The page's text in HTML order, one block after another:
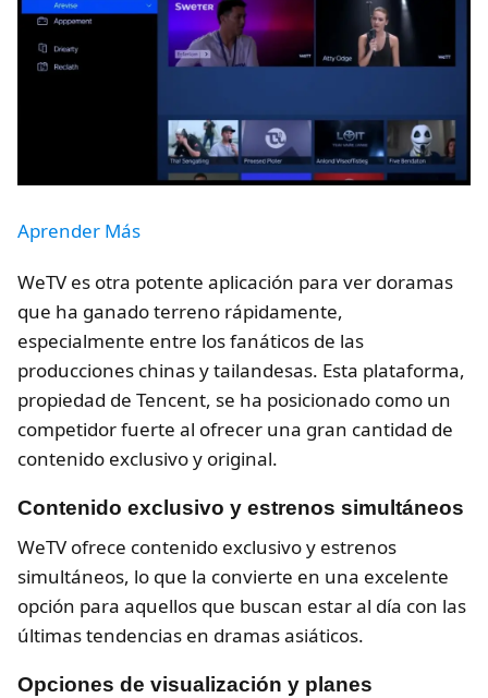
Aprender Más
WeTV es otra potente aplicación para ver doramas
que ha ganado terreno rápidamente,
especialmente entre los fanáticos de las
producciones chinas y tailandesas. Esta plataforma,
propiedad de Tencent, se ha posicionado como un
competidor fuerte al ofrecer una gran cantidad de
contenido exclusivo y original.
Contenido exclusivo y estrenos simultáneos
WeTV ofrece contenido exclusivo y estrenos
simultáneos, lo que la convierte en una excelente
opción para aquellos que buscan estar al día con las
últimas tendencias en dramas asiáticos.
Opciones de visualización y planes